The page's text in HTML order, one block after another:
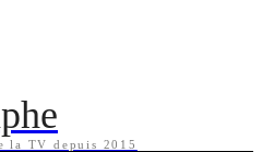
la TV depuis 2015